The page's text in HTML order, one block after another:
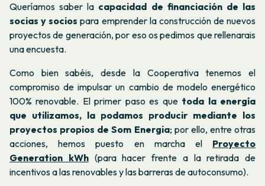
Queríamos saber la capacidad de financiación de las
socias y socios para emprender la construcción de nuevos
proyectos de generación, por eso os pedimos que rellenarais
una encuesta.
Como bien sabéis, desde la Cooperativa tenemos el
compromiso de impulsar un cambio de modelo energético
100% renovable. El primer paso es que toda la energía
que utilizamos, la podamos producir mediante los
proyectos propios de Som Energia; por ello, entre otras
acciones, hemos puesto en marcha el Proyecto
Generation kWh(para hacer frente a la retirada de
incentivos a las renovables y las barreras de autoconsumo).